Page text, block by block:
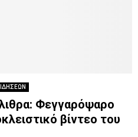
Φεγγαρόψαρο
βίντεο του